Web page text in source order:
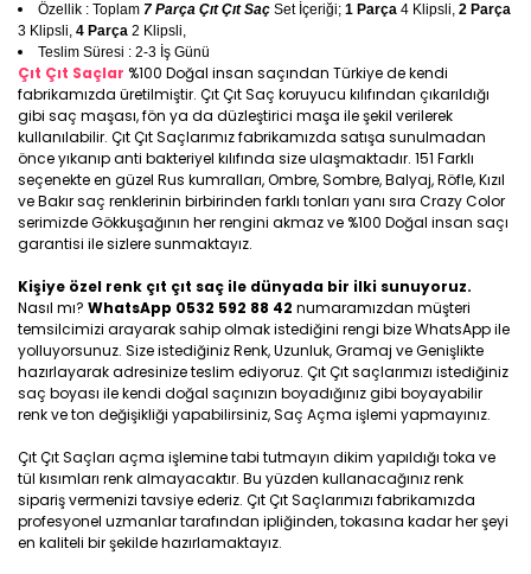
Özellik : Toplam 7 Parça Çıt Çıt Saç Set İçeriği; 1 Parça 4 Klipsli, 2 Parça
3 Klipsli, 4 Parça 2 Klipsli,
Teslim Süresi : 2-3 İş Günü
Çıt Çıt Saçlar %100 Doğal insan saçından Türkiye de kendi
fabrikamızda üretilmiştir. Çıt Çıt Saç koruyucu kılıfından çıkarıldığı
gibi saç maşası, fön ya da düzleştirici maşa ile şekil verilerek
kullanılabilir. Çıt Çıt Saçlarımız fabrikamızda satışa sunulmadan
önce yıkanıp anti bakteriyel kılıfında size ulaşmaktadır. 151 Farklı
seçenekte en güzel Rus kumralları, Ombre, Sombre, Balyaj, Röfle, Kızıl
ve Bakır saç renklerinin birbirinden farklı tonları yanı sıra Crazy Color
serimizde Gökkuşağının her rengini akmaz ve %100 Doğal insan saçı
garantisi ile sizlere sunmaktayız.
Kişiye özel renk çıt çıt saç ile dünyada bir ilki sunuyoruz.
Nasıl mı? WhatsApp 0532 592 88 42 numaramızdan müşteri
temsilcimizi arayarak sahip olmak istediğini rengi bize WhatsApp ile
yolluyorsunuz. Size istediğiniz Renk, Uzunluk, Gramaj ve Genişlikte
hazırlayarak adresinize teslim ediyoruz. Çıt Çıt saçlarımızı istediğiniz
saç boyası ile kendi doğal saçınızın boyadığınız gibi boyayabilir
renk ve ton değişikliği yapabilirsiniz, Saç Açma işlemi yapmayınız.
Çıt Çıt Saçları açma işlemine tabi tutmayın dikim yapıldığı toka ve
tül kısımları renk almayacaktır. Bu yüzden kullanacağınız renk
sipariş vermenizi tavsiye ederiz. Çıt Çıt Saçlarımızı fabrikamızda
profesyonel uzmanlar tarafından ipliğinden, tokasına kadar her şeyi
en kaliteli bir şekilde hazırlamaktayız.